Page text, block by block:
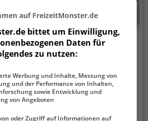
ist ein Strand in Rieden
Bei gutem Wetter kannst du am
im kühlen Wasser des
Auch um einfach auf
auf FreizeitMonster.de
bittet um Einwilligung,
Daten für
zu nutzen:
Werbung und Inhalte, Messung von
und der Performance von Inhalten,
sowie Entwicklung und
von Angeboten
oder Zugriff auf Informationen auf